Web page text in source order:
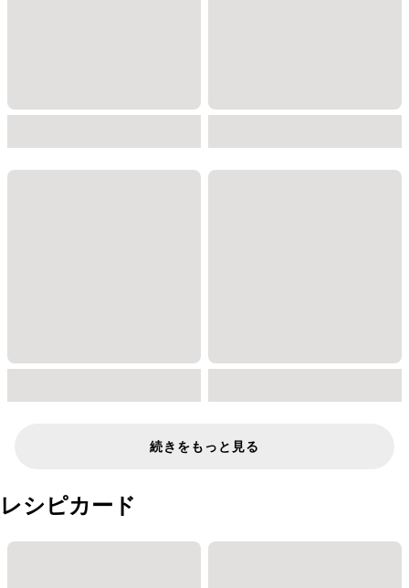
続きをもっと見る
レシピカード